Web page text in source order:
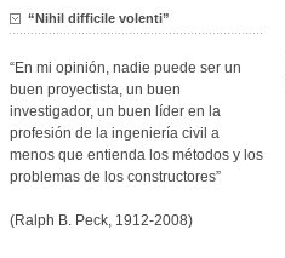
“Nihil difficile volenti”
“En mi opinión, nadie puede ser un
buen proyectista, un buen
investigador, un buen líder en la
profesión de la ingeniería civil a
menos que entienda los métodos y los
problemas de los constructores”
(Ralph B. Peck, 1912-2008)